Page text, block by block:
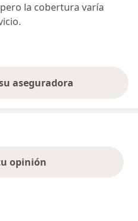
la cobertura varía
aseguradora
opinión